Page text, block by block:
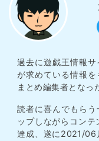
過去に遊戯王情報
が求めている情報
まとめ編集者となっ
読者に喜んでもら
ップしながらコンテ
達成、遂に2021/06